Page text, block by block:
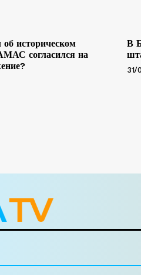
историческом
согласился на
В
31/